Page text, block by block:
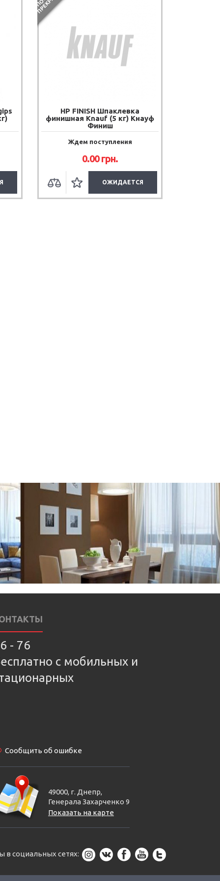
покрытия.
HP FINISH Шпаклевка
финишная Knauf (5 кг) Кнауф
Финиш
Ждем поступления
0.00грн.
ОЖИДАЕТСЯ
- 76
с мобильных и
Сообщить об ошибке
49000, г. Днепр,
Генерала Захарченко 9
Показать на карте
в социальных сетях: